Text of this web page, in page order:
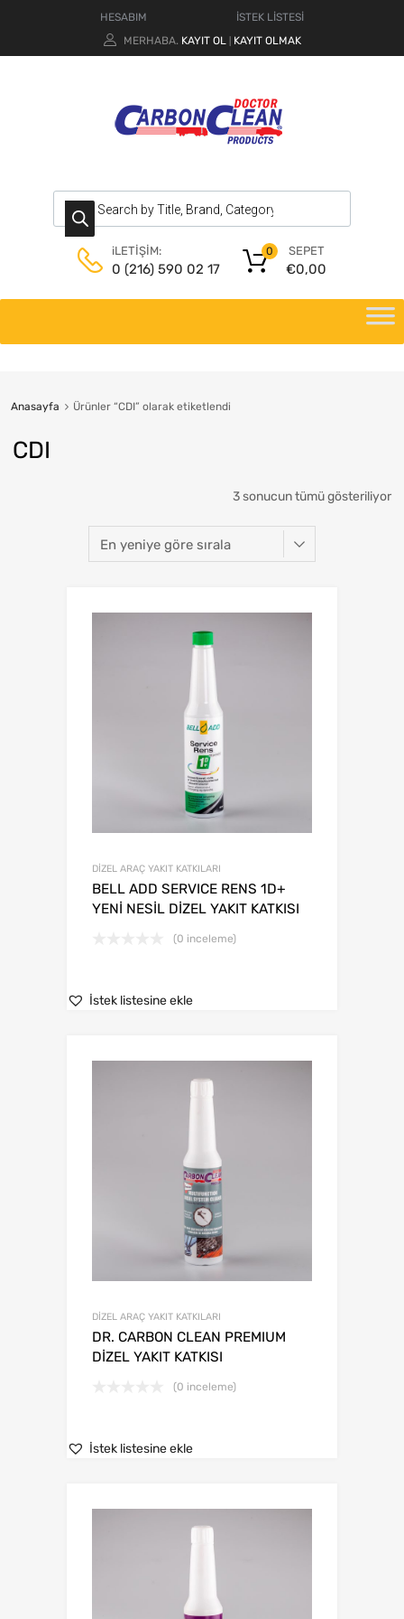
HESABIM
İSTEK LİSTESİ
MERHABA. KAYIT OL KAYIT OLMAK
iLETİŞİM:
0 (216) 590 02 17
SEPET
€0,00
0
Anasayfa Ürünler “CDI” olarak etiketlendi
CDI
3 sonucun tümü gösteriliyor
DİZEL ARAÇ YAKIT KATKILARI
BELL ADD SERVICE RENS 1D+
YENİ NESİL DİZEL YAKIT KATKISI
(0 inceleme)
İstek listesine ekle
DİZEL ARAÇ YAKIT KATKILARI
DR. CARBON CLEAN PREMIUM
DİZEL YAKIT KATKISI
(0 inceleme)
İstek listesine ekle